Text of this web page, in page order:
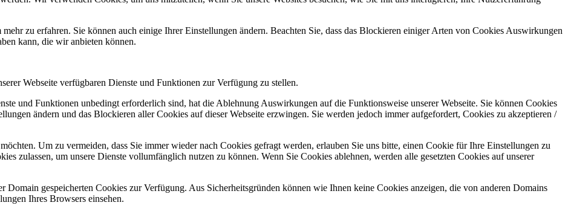
zu erfahren. Sie können auch einige Ihrer Einstellungen ändern. Beachten Sie, dass das Blockieren einiger Arten von Cookies Auswirkungen
kann, die wir anbieten können.
Webseite verfügbaren Dienste und Funktionen zur Verfügung zu stellen.
und Funktionen unbedingt erforderlich sind, hat die Ablehnung Auswirkungen auf die Funktionsweise unserer Webseite. Sie können Cookies
ändern und das Blockieren aller Cookies auf dieser Webseite erzwingen. Sie werden jedoch immer aufgefordert, Cookies zu akzeptieren /
Um zu vermeiden, dass Sie immer wieder nach Cookies gefragt werden, erlauben Sie uns bitte, einen Cookie für Ihre Einstellungen zu
zulassen, um unsere Dienste vollumfänglich nutzen zu können. Wenn Sie Cookies ablehnen, werden alle gesetzten Cookies auf unserer
Domain gespeicherten Cookies zur Verfügung. Aus Sicherheitsgründen können wie Ihnen keine Cookies anzeigen, die von anderen Domains
Ihres Browsers einsehen.